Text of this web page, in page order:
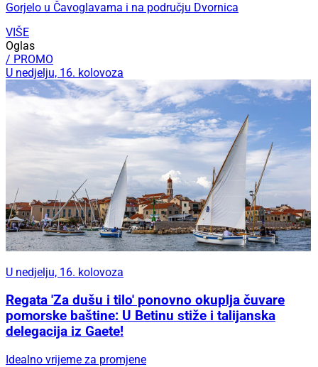
Gorjelo u Čavoglavama i na području Dvornica
VIŠE
Oglas
/ PROMO
U nedjelju, 16. kolovoza
U nedjelju, 16. kolovoza
Regata 'Za dušu i tilo' ponovno okuplja čuvare
pomorske baštine: U Betinu stiže i talijanska
delegacija iz Gaete!
Idealno vrijeme za promjene